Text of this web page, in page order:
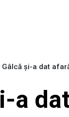
Gâlcă și-a dat
a